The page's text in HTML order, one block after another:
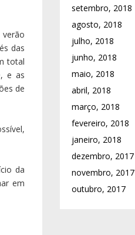
das
total
e as
de
da
em
setembro, 2018
agosto, 2018
julho, 2018
junho, 2018
maio, 2018
abril, 2018
março, 2018
fevereiro, 2018
janeiro, 2018
dezembro, 2017
novembro, 2017
outubro, 2017